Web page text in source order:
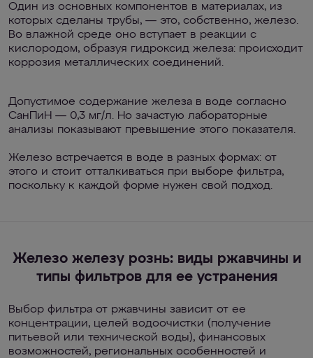
Один из основных компонентов в материалах, из
которых сделаны трубы, — это, собственно, железо.
Во влажной среде оно вступает в реакции с
кислородом, образуя гидроксид железа: происходит
коррозия металлических соединений.
Допустимое содержание железа в воде согласно
СанПиН — 0,3 мг/л. Но зачастую лабораторные
анализы показывают превышение этого показателя.
Железо встречается в воде в разных формах: от
этого и стоит отталкиваться при выборе фильтра,
поскольку к каждой форме нужен свой подход.
Железо железу рознь: виды ржавчины и
типы фильтров для ее устранения
Выбор фильтра от ржавчины зависит от ее
концентрации, целей водоочистки (получение
питьевой или технической воды), финансовых
возможностей, региональных особенностей и